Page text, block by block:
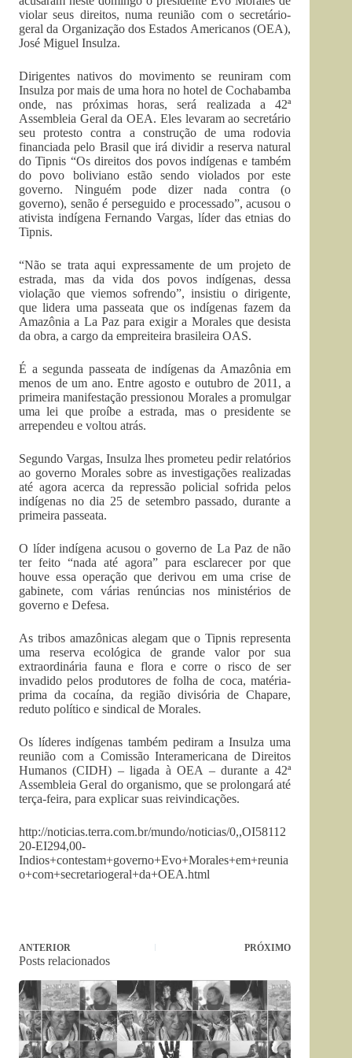
violar seus direitos, numa reunião com o secretário-
geral da Organização dos Estados Americanos (OEA),
José Miguel Insulza.
Dirigentes nativos do movimento se reuniram com
Insulza por mais de uma hora no hotel de Cochabamba
onde, nas próximas horas, será realizada a 42ª
Assembleia Geral da OEA. Eles levaram ao secretário
seu protesto contra a construção de uma rodovia
financiada pelo Brasil que irá dividir a reserva natural
do Tipnis “Os direitos dos povos indígenas e também
do povo boliviano estão sendo violados por este
governo. Ninguém pode dizer nada contra (o
governo), senão é perseguido e processado”, acusou o
ativista indígena Fernando Vargas, líder das etnias do
Tipnis.
“Não se trata aqui expressamente de um projeto de
estrada, mas da vida dos povos indígenas, dessa
violação que viemos sofrendo”, insistiu o dirigente,
que lidera uma passeata que os indígenas fazem da
Amazônia a La Paz para exigir a Morales que desista
da obra, a cargo da empreiteira brasileira OAS.
É a segunda passeata de indígenas da Amazônia em
menos de um ano. Entre agosto e outubro de 2011, a
primeira manifestação pressionou Morales a promulgar
uma lei que proíbe a estrada, mas o presidente se
arrependeu e voltou atrás.
Segundo Vargas, Insulza lhes prometeu pedir relatórios
ao governo Morales sobre as investigações realizadas
até agora acerca da repressão policial sofrida pelos
indígenas no dia 25 de setembro passado, durante a
primeira passeata.
O líder indígena acusou o governo de La Paz de não
ter feito “nada até agora” para esclarecer por que
houve essa operação que derivou em uma crise de
gabinete, com várias renúncias nos ministérios de
governo e Defesa.
As tribos amazônicas alegam que o Tipnis representa
uma reserva ecológica de grande valor por sua
extraordinária fauna e flora e corre o risco de ser
invadido pelos produtores de folha de coca, matéria-
prima da cocaína, da região divisória de Chapare,
reduto político e sindical de Morales.
Os líderes indígenas também pediram a Insulza uma
reunião com a Comissão Interamericana de Direitos
Humanos (CIDH) – ligada à OEA – durante a 42ª
Assembleia Geral do organismo, que se prolongará até
terça-feira, para explicar suas reivindicações.
http://noticias.terra.com.br/mundo/noticias/0,,OI58112
20-EI294,00-
Indios+contestam+governo+Evo+Morales+em+reunia
o+com+secretariogeral+da+OEA.html
ANTERIOR PRÓXIMO
Posts relacionados